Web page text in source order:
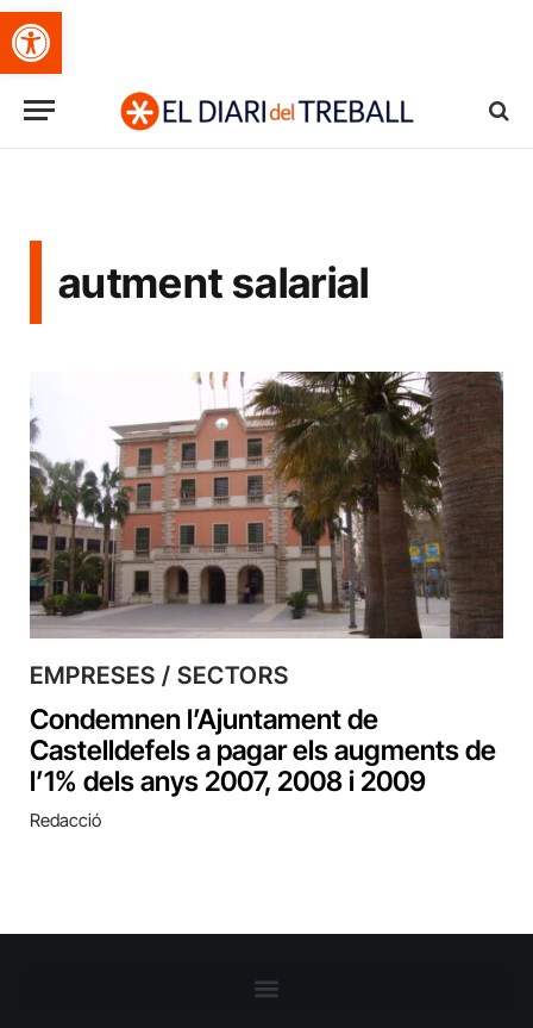
Obre la barra d'eines
autment salarial
EMPRESES / SECTORS
Condemnen l’Ajuntament de
Castelldefels a pagar els augments de
l’1% dels anys 2007, 2008 i 2009
Redacció